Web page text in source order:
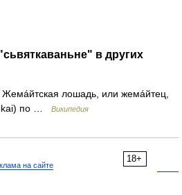
в других
лошадь, или жемáйтец,
по …
Википедия
18+
на сайте